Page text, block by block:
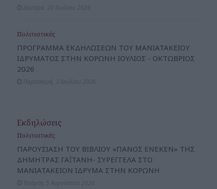
Πολιτιστικές
ΠΡΟΓΡΑΜΜΑ ΕΚΔΗΛΩΣΕΩΝ ΤΟΥ ΜΑΝΙΑΤΑΚΕΙΟΥ
ΙΔΡΥΜΑΤΟΣ ΣΤΗΝ ΚΟΡΩΝΗ ΙΟΥΛΙΟΣ - ΟΚΤΩΒΡΙΟΣ
2026
Εκδηλώσεις
Πολιτιστικές
ΠΑΡΟΥΣΙΑΣΗ ΤΟΥ ΒΙΒΛΙΟΥ «ΠΑΝΟΣ ΕΝΕΚΕΝ» ΤΗΣ
ΔΗΜΗΤΡΑΣ ΓΑΪΤΑΝΗ- ΣΥΡΕΓΓΕΛΑ ΣΤΟ
ΜΑΝΙΑΤΑΚΕΙΟΝ ΙΔΡΥΜΑ ΣΤΗΝ ΚΟΡΩΝΗ